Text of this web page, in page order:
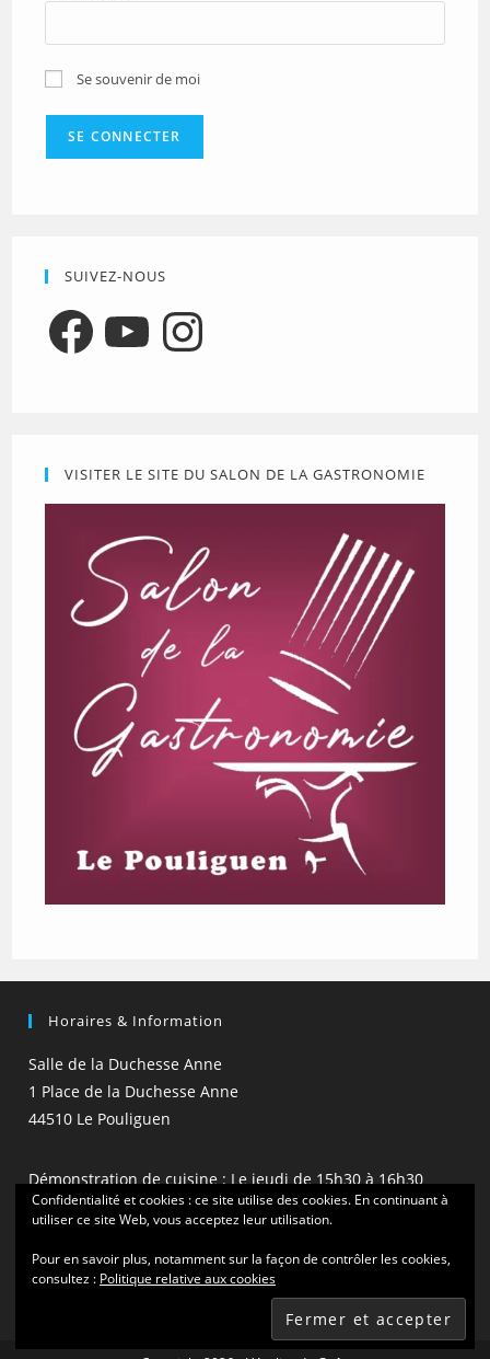
Se souvenir de moi
SUIVEZ-NOUS
FacebookYouTubeInstagram
VISITER LE SITE DU SALON DE LA GASTRONOMIE
Horaires & Information
Salle de la Duchesse Anne
1 Place de la Duchesse Anne
44510 Le Pouliguen
Démonstration de cuisine : Le jeudi de 15h30 à 16h30
(hors vacances scolaires)
Confidentialité et cookies : ce site utilise des cookies. En continuant à
utiliser ce site Web, vous acceptez leur utilisation.
Pour en savoir plus, notamment sur la façon de contrôler les cookies,
consultez : Politique relative aux cookies